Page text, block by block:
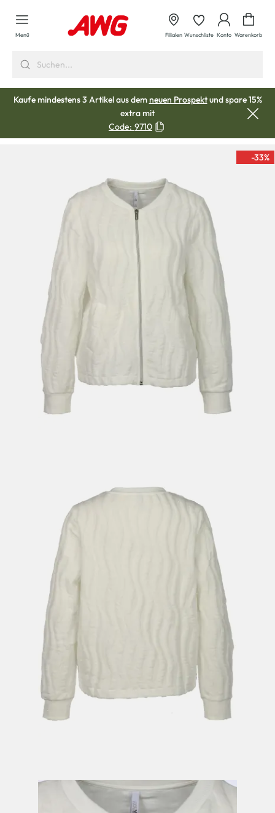
springen
Menü Filialen Wunschliste Konto Warenkorb
Kaufe mindestens 3 Artikel aus demneuen Prospektund spare 15%
extra mit
Code: 9710
-33%